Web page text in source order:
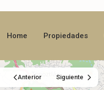
Home Propiedades
Anterior Siguiente